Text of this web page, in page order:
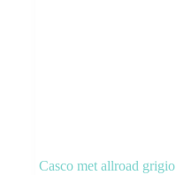
Casco met allroad grigio